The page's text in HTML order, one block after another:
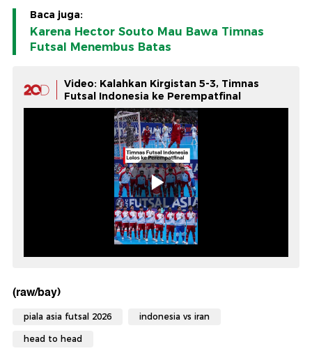
Baca juga:
Karena Hector Souto Mau Bawa Timnas
Futsal Menembus Batas
Video: Kalahkan Kirgistan 5-3, Timnas
Futsal Indonesia ke Perempatfinal
(raw/bay)
piala asia futsal 2026 indonesia vs iran
head to head